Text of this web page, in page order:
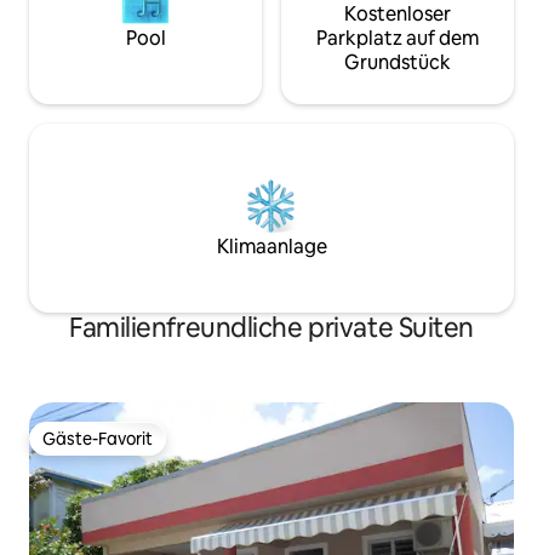
Pool
Kostenloser
Parkplatz auf dem
Grundstück
Klimaanlage
Familienfreundliche private Suiten
Gäste-Favorit
Gäste-Favorit